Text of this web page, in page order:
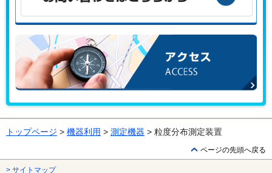
お問い合わせはこちらから
トップページ > 機器利用 > 測定機器 > 粒度分布測定装置
ページの先頭へ戻る
> サイトマップ